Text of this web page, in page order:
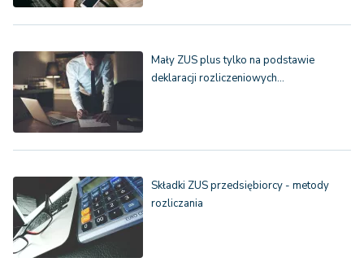
Mały ZUS plus tylko na podstawie
deklaracji rozliczeniowych…
Składki ZUS przedsiębiorcy - metody
rozliczania